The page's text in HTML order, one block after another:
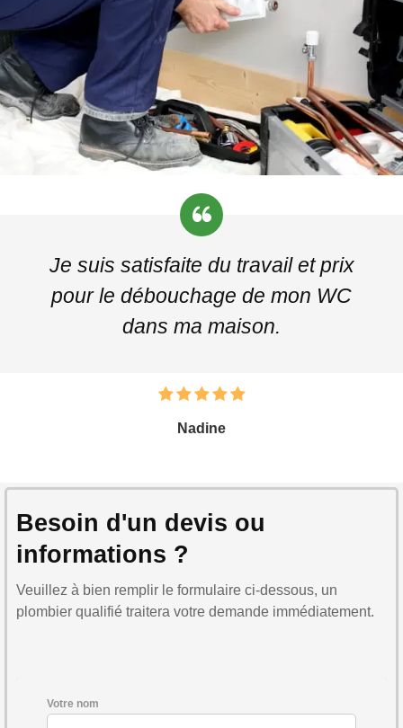
Je suis satisfaite du travail et prix
pour le débouchage de mon WC
dans ma maison.
Nadine
Besoin d'un devis ou
informations ?
Veuillez à bien remplir le formulaire ci-dessous, un
plombier qualifié traitera votre demande immédiatement.
Votre nom